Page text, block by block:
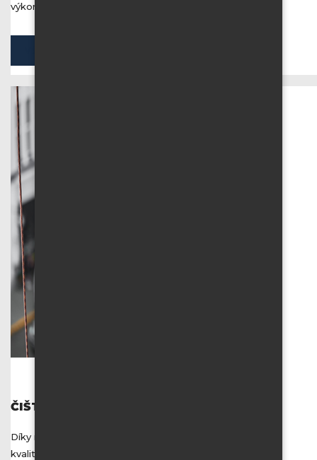
výkonu a nevzniknou na nich škody.
ČIŠTĚNÍ FASÁD
Díky metodě mytí demineralizovanou vodou dokážeme
kvalitně, rychle, šetrně a hlavně ekologicky očistit různé